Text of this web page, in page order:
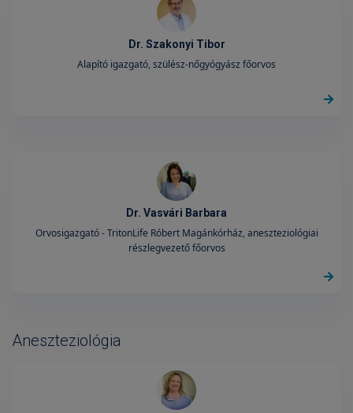
Dr. Szakonyi Tibor
Alapító igazgató, szülész-nőgyógyász főorvos
Dr. Vasvári Barbara
Orvosigazgató - TritonLife Róbert Magánkórház, aneszteziológiai
részlegvezető főorvos
Aneszteziológia